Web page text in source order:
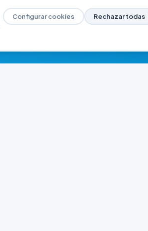
Configurar cookies Rechazar todas